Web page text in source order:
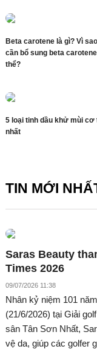
Beta carotene là gì? Vì
cần bổ sung beta
thể?
5 loại tinh dầu khử mùi cơ
nhất
TIN MỚI
Saras Beauty
Times 2026
09/07/2026 11:38
Nhân kỷ niệm 101
(21/6/2026) tại Giải
sân Tân Sơn Nhất,
vệ da, giúp các golfer